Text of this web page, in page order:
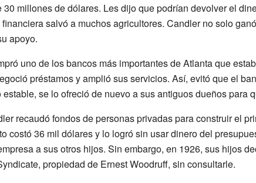
30 millones de dólares. Les dijo que podrían devolver el
salvó a muchos agricultores. Candler no solo
apoyo.
uno de los bancos más importantes de Atlanta que
préstamos y amplió sus servicios. Así, evitó que el
se lo ofreció de nuevo a sus antiguos dueños para
recaudó fondos de personas privadas para construir el
costó 36 mil dólares y lo logró sin usar dinero del
a sus otros hijos. Sin embargo, en 1926, sus hijos
propiedad de Ernest Woodruff, sin consultarle.